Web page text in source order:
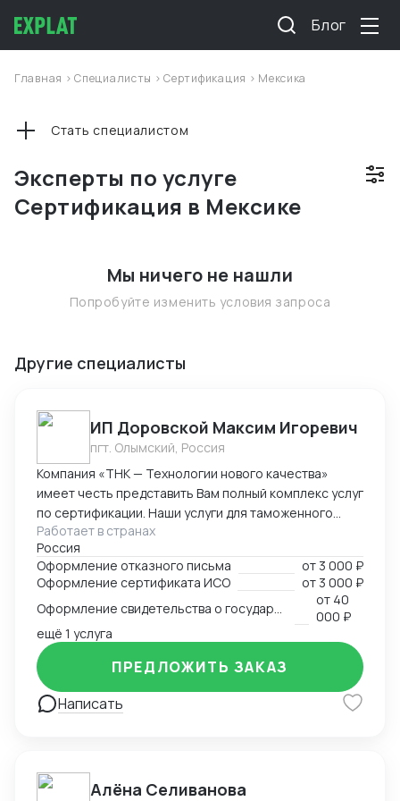
Блог
Главная >Специалисты >Сертификация > Мексика
Эксперты по услуге
Сертификация в Мексике
Стать специалистом
Мы ничего не нашли
Попробуйте изменить условия запроса
Другие специалисты
ИП Доровской Максим Игоревич
пгт. Олымский, Россия
Компания «ТНК — Технологии нового качества»
имеет честь представить Вам полный комплекс услуг
по сертификации. Наши услуги для таможенного
оформления, производства и реализации
продукции: - сертификат/декларация соответствия
Техническому регламенту Таможенного Союза (ТР
ТС) - сертификат/декларация соответствия ГОСТ Р -
сертификат/декларация /отказное письмо по
пожарной безопасности (ТР ПБ) - свидетельство о
государственной регистрации (СГР) - экспертное
заключение - отказное письмо для таможни/
торговли - заключение о перемещении продукции,
содержащей озоноразрущающие вещества
разработка и регистрация ТУ - добровольные
сертификаты - добровольные сертификаты по
Работает в странах
Россия
Оформление отказного письма
от 3 000 ₽
Оформление сертификата ИСО
от 3 000 ₽
от 40
000 ₽
ещё 1 услуга
Написать
ПРЕДЛОЖИТЬ ЗАКАЗ
Алёна Селиванова